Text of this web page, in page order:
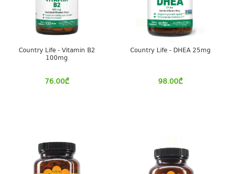
Country Life - Vitamin B2
100mg
76.00₾
Country Life - DHEA 25mg
98.00₾